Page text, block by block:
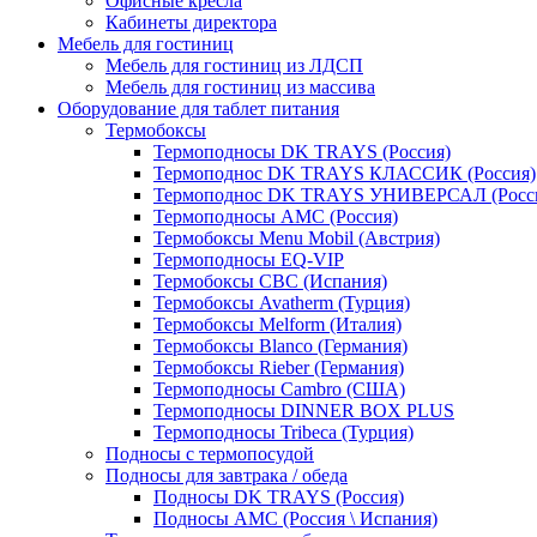
Кабинеты директора
Мебель для гостиниц
Мебель для гостиниц из ЛДСП
Мебель для гостиниц из массива
Оборудование для таблет питания
Термобоксы
Термоподносы DK TRAYS (Россия)
Термоподнос DK TRAYS КЛАССИК (Россия)
Термоподнос DK TRAYS УНИВЕРСАЛ
Термоподносы AMC (Россия)
Термобоксы Menu Mobil (Австрия)
Термоподносы EQ-VIP
Термобоксы CBC (Испания)
Термобоксы Avatherm (Турция)
Термобоксы Melform (Италия)
Термобоксы Blanco (Германия)
Термобоксы Rieber (Германия)
Термоподносы Cambro (США)
Термоподносы DINNER BOX PLUS
Термоподносы Tribeca (Турция)
Подносы с термопосудой
Подносы для завтрака / обеда
Подносы DK TRAYS (Россия)
Подносы AMC (Россия \ Испания)